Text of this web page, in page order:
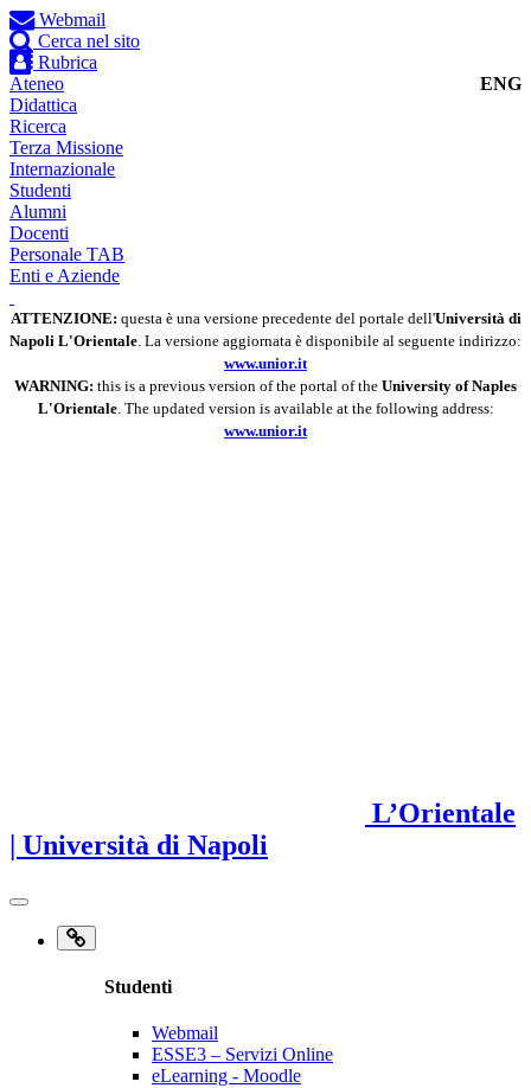
Webmail
Cerca nel sito
Rubrica
ENG
Ateneo
Didattica
Ricerca
Terza Missione
Internazionale
Studenti
Alumni
Docenti
Personale TAB
Enti e Aziende
ATTENZIONE: questa è una versione precedente del portale dell'Università di
Napoli L'Orientale. La versione aggiornata è disponibile al seguente indirizzo:
www.unior.it
WARNING: this is a previous version of the portal of the University of Naples
L'Orientale. The updated version is available at the following address:
www.unior.it
L’Orientale
| Università di Napoli
Studenti
Webmail
ESSE3 – Servizi Online
eLearning - Moodle